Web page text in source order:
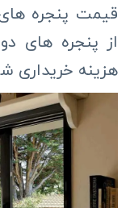
قیمت پنجره
از پنجره های
هزینه خریداری